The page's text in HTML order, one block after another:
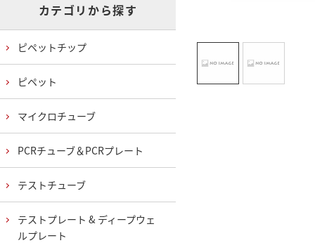
カテゴリから探す
ピペットチップ
ピペット
マイクロチューブ
PCRチューブ＆PCRプレート
テストチューブ
テストプレート & ディープウェ
ルプレート